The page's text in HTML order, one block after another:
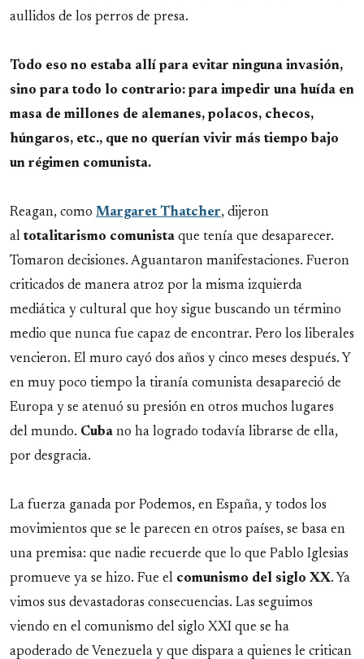
aullidos de los perros de presa.
Todo eso no estaba allí para evitar ninguna invasión,
sino para todo lo contrario: para impedir una huída en
masa de millones de alemanes, polacos, checos,
húngaros, etc., que no querían vivir más tiempo bajo
un régimen comunista.
Reagan, como Margaret Thatcher, dijeron
al totalitarismo comunista que tenía que desaparecer.
Tomaron decisiones. Aguantaron manifestaciones. Fueron
criticados de manera atroz por la misma izquierda
mediática y cultural que hoy sigue buscando un término
medio que nunca fue capaz de encontrar. Pero los liberales
vencieron. El muro cayó dos años y cinco meses después. Y
en muy poco tiempo la tiranía comunista desapareció de
Europa y se atenuó su presión en otros muchos lugares
del mundo. Cuba no ha logrado todavía librarse de ella,
por desgracia.
La fuerza ganada por Podemos, en España, y todos los
movimientos que se le parecen en otros países, se basa en
una premisa: que nadie recuerde que lo que Pablo Iglesias
promueve ya se hizo. Fue el comunismo del siglo XX. Ya
vimos sus devastadoras consecuencias. Las seguimos
viendo en el comunismo del siglo XXI que se ha
apoderado de Venezuela y que dispara a quienes le critican